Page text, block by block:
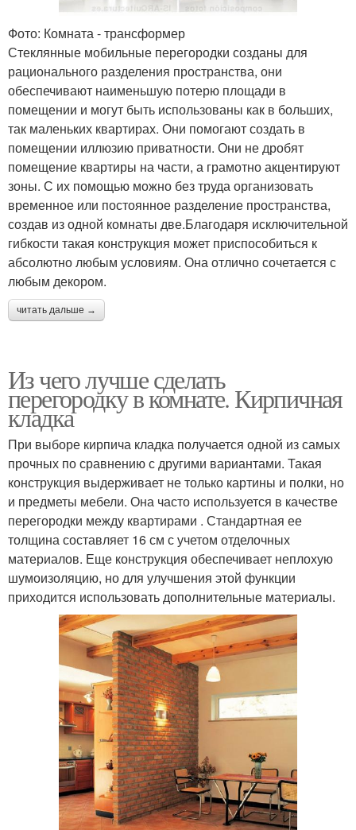
Фото: Комната - трансформер
Стеклянные мобильные перегородки созданы для
рационального разделения пространства, они
обеспечивают наименьшую потерю площади в
помещении и могут быть использованы как в больших,
так маленьких квартирах. Они помогают создать в
помещении иллюзию приватности. Они не дробят
помещение квартиры на части, а грамотно акцентируют
зоны. С их помощью можно без труда организовать
временное или постоянное разделение пространства,
создав из одной комнаты две.Благодаря исключительной
гибкости такая конструкция может приспособиться к
абсолютно любым условиям. Она отлично сочетается с
любым декором.
читать дальше →
Из чего лучше сделать
перегородку в комнате. Кирпичная
кладка
При выборе кирпича кладка получается одной из самых
прочных по сравнению с другими вариантами. Такая
конструкция выдерживает не только картины и полки, но
и предметы мебели. Она часто используется в качестве
перегородки между квартирами . Стандартная ее
толщина составляет 16 см с учетом отделочных
материалов. Еще конструкция обеспечивает неплохую
шумоизоляцию, но для улучшения этой функции
приходится использовать дополнительные материалы.